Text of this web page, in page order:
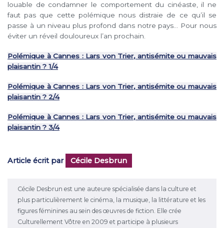
louable de condamner le comportement du cinéaste, il ne
faut pas que cette polémique nous distraie de ce qu’il se
passe à un niveau plus profond dans notre pays… Pour nous
éviter un réveil douloureux l’an prochain.
Polémique à Cannes : Lars von Trier, antisémiteou mauvais
plaisantin ? 1/4
Polémique à Cannes : Lars von Trier, antisémite ou mauvais
plaisantin ? 2/4
Polémique à Cannes : Lars von Trier, antisémite ou mauvais
plaisantin ? 3/4
Article écrit par Cécile Desbrun
Cécile Desbrun est une auteure spécialisée dans la culture et
plus particulièrement le cinéma, la musique, la littérature et les
figures féminines au sein des œuvres de fiction. Elle crée
Culturellement Vôtre en 2009 et participe à plusieurs